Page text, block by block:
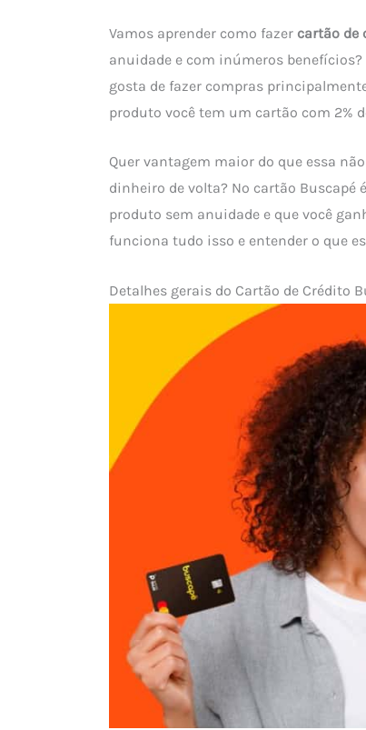
Vamos aprender como fazer cartão de
anuidade e com inúmeros
gosta de fazer compras
produto você tem um cartão com 2%
Quer vantagem maior do que essa
dinheiro de volta? No cartão
produto sem anuidade e que você
funciona tudo isso e entender o que
Detalhes gerais do Cartão de Crédito